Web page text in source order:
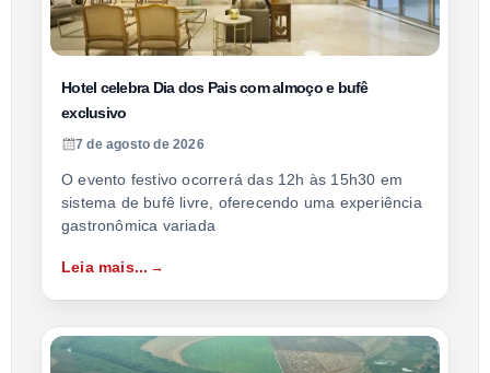
Hotel celebra Dia dos Pais com almoço e bufê
exclusivo
7 de agosto de 2026
O evento festivo ocorrerá das 12h às 15h30 em
sistema de bufê livre, oferecendo uma experiência
gastronômica variada
Leia mais...